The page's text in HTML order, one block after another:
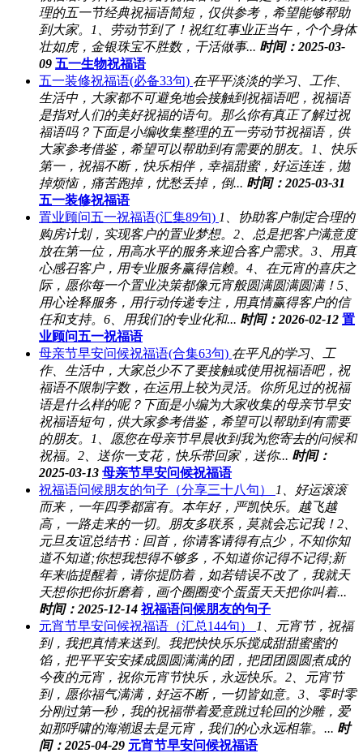
理的五一节经典祝福语简短，仅供参考，希望能够帮助
到大家。1、劳动节到了！祝红红事业正当午，个个身体
壮如虎，金银珠宝不胜数，干活做事... 时间：2025-03-
09 五一生物祝福语
五一装修祝福语(必备33句) 在平平淡淡的学习、工作、
生活中，大家都不可避免地会接触到祝福语吧，祝福语
是指对人们的美好祝福的语句。那么你有真正了解过祝
福语吗？下面是小编收集整理的五一劳动节祝福语，供
大家参考借鉴，希望可以帮助到有需要的朋友。1、快乐
第一，祝福不断，快乐相伴，幸福甜蜜，好运连连，抛
掉烦恼，痛苦跑掉，忧愁丢掉，倒... 时间：2025-03-31
五一装修祝福语
置业顾问五一祝福语(汇集89句) 1、协助客户制定合理的
购房计划，实现客户的置业梦想。2、总是把客户满意度
放在第一位，用高水平的服务来迎合客户需求。3、用真
心感召客户，用专业服务赢得信赖。4、在元宵的喜庆之
际，愿你每一个置业决策都像元宵般圆满圆满圆满！5、
用心诠释服务，用行动传递专注，用真情赢得客户的信
任和支持。6、用我们的专业化和... 时间：2026-02-12 置
业顾问五一祝福语
母亲节早安问候祝福语(合集63句) 在平凡的学习、工
作、生活中，大家总少不了要接触或使用祝福语吧，祝
福语不限制字数，在运用上较为灵活。你所见过的祝福
语是什么样的呢？下面是小编为大家收集的母亲节早安
祝福语短句，供大家参考借鉴，希望可以帮助到有需要
的朋友。1、愿您在母亲节早晨收到我为您寄去的问候和
祝福。2、送你一支花，快乐带回家，送你... 时间：
2025-03-13 母亲节早安问候祝福语
祝福语问候朋友的句子（分享三十八句）
1、好运滚滚
而来，一年四季都富有。本年好，严凯快乐。越飞越
高，一路走来的一切。朋友多联系，莫就会忘记我！2、
元旦友谊总结书：回首，你请客请得有点少，不知你知
道不知道;你想我想得不够多，不知道你记得不记得;新
年来临提醒着，请你提防着，如若错误不改了，我就天
天想你把你折磨着，画个圈圈变个蛋蛋天天把你叫着...
时间：2025-12-14 祝福语问候朋友的句子
元宵节早安问候祝福语（汇总144句）
1、元宵节，祝福
到，我把真情来送到。我把快快乐乐搅成甜甜蜜蜜的
馅，把平平安安揉成圆圆满满的团，把团团圆圆煮成的
今夜的元宵，祝你元宵节快乐，永远快乐。2、元宵节
到，愿你福气满满，好运不断，一切皆如意。3、零时零
分刚过第一秒，我的祝福带着爱意跳过轮回的沙雕，爱
如那呼啸的海潮退去是元宵，我们的心永远相靠。... 时
间：2025-04-29 元宵节早安问候祝福语